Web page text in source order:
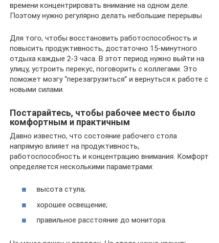
времени концентрировать внимание на одном деле.
Поэтому нужно регулярно делать небольшие перерывы
Для того, чтобы восстановить работоспособность и
повысить продуктивность, достаточно 15-минутного
отдыха каждые 2-3 часа. В этот период нужно выйти на
улицу, устроить перекус, поговорить с коллегами. Это
поможет мозгу “перезагрузиться” и вернуться к работе с
новыми силами.
Постарайтесь, чтобы рабочее место было
комфортным и практичным
Давно известно, что состояние рабочего стола
напрямую влияет на продуктивность,
работоспособность и концентрацию внимания. Комфорт
определяется несколькими параметрами:
высота стула;
хорошее освещение;
правильное расстояние до монитора.